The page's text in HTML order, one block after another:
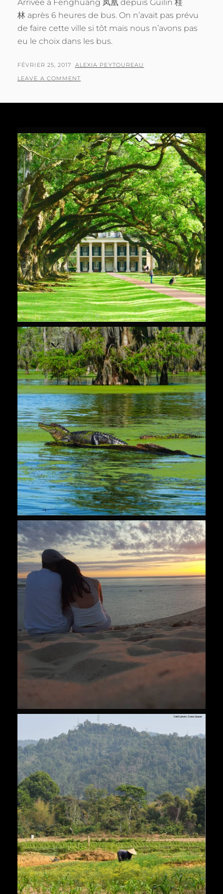
Arrivée à Fenghuang 凤凰 depuis Guilin 桂
林 après 6 heures de bus. On n’avait pas prévu
de faire cette ville si tôt mais nous n’avons pas
eu le choix dans les bus.
POSTED
ON
FÉVRIER 25, 2017 BY
ALEXIA PEYTOUREAU
LEAVE A COMMENT